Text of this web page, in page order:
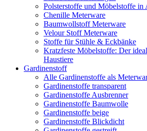
Polsterstoffe und Möbelstoffe in
Chenille Meterware
Baumwollstoff Meterware
Velour Stoff Meterware
Stoffe für Stühle & Eckbänke
Kratzfeste Möbelstoffe: Der
Haustiere
Gardinenstoff
Alle Gardinenstoffe als
Gardinenstoffe transparent
Gardinenstoffe Ausbrenner
Gardinenstoffe Baumwolle
Gardinenstoffe beige
Gardinenstoffe Blickdicht